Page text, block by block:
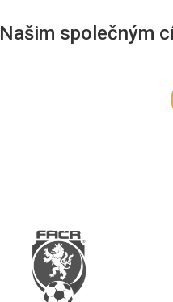
Našim společným